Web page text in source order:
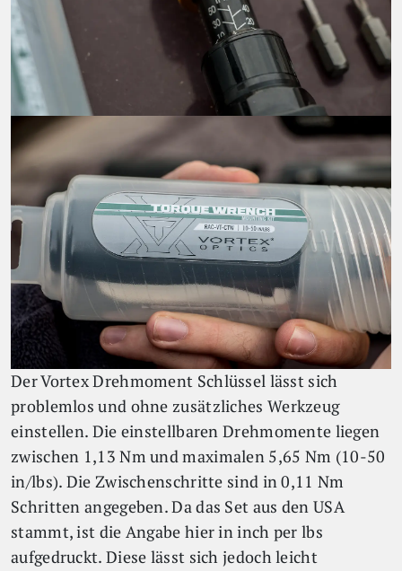
Der Vortex Drehmoment Schlüssel lässt sich
problemlos und ohne zusätzliches Werkzeug
einstellen. Die einstellbaren Drehmomente liegen
zwischen 1,13 Nm und maximalen 5,65 Nm (10-50
in/lbs). Die Zwischenschritte sind in 0,11 Nm
Schritten angegeben. Da das Set aus den USA
stammt, ist die Angabe hier in inch per lbs
aufgedruckt. Diese lässt sich jedoch leicht